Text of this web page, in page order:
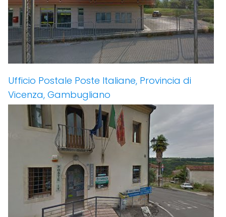
Ufficio Postale Poste Italiane, Provincia di
Vicenza, Gambugliano